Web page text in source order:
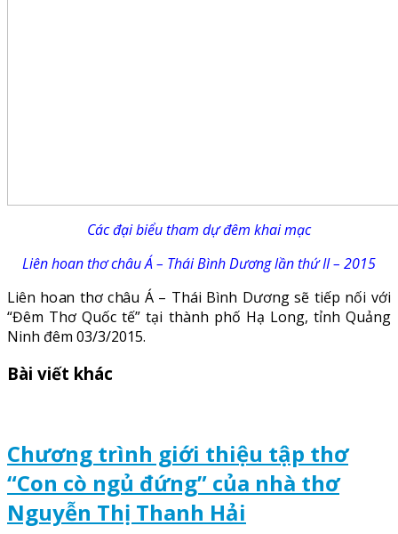
Các đại biểu tham dự đêm khai mạc
Liên hoan thơ châu Á – Thái Bình Dương lần thứ II – 2015
Liên hoan thơ châu Á – Thái Bình Dương sẽ tiếp nối với
“Đêm Thơ Quốc tế” tại thành phố Hạ Long, tỉnh Quảng
Ninh đêm 03/3/2015.
Bài viết khác
Chương trình giới thiệu tập thơ
“Con cò ngủ đứng” của nhà thơ
Nguyễn Thị Thanh Hải